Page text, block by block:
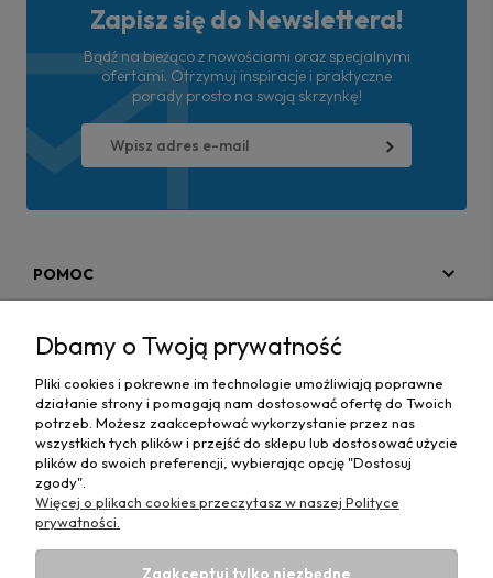
Zapisz się do Newslettera!
Bądź na bieżąco z nowościami oraz specjalnymi
ofertami. Otrzymuj inspiracje i praktyczne
porady prosto na swoją skrzynkę!
POMOC
MAPA STRONY
INFORMACJE
Dbamy o Twoją prywatność
Pliki cookies i pokrewne im technologie umożliwiają poprawne
działanie strony i pomagają nam dostosować ofertę do Twoich
potrzeb. Możesz zaakceptować wykorzystanie przez nas
wszystkich tych plików i przejść do sklepu lub dostosować użycie
plików do swoich preferencji, wybierając opcję "Dostosuj
zgody".
Więcej o plikach cookies przeczytasz w naszej Polityce
prywatności.
Zaakceptuj tylko niezbędne